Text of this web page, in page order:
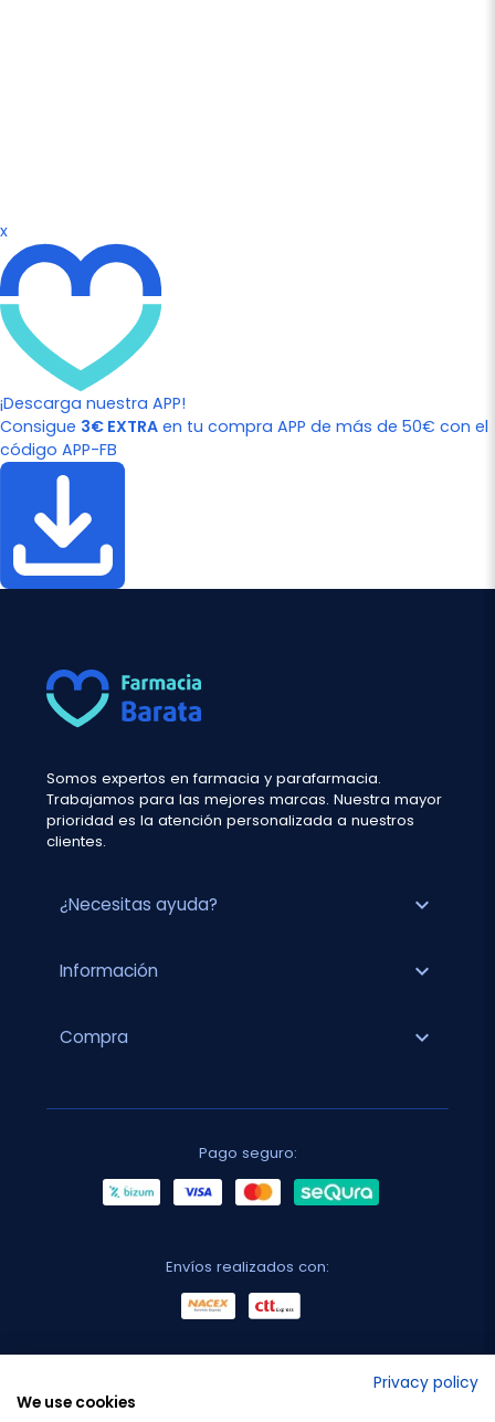
x
¡Descarga nuestra APP!
Consigue 3€ EXTRA en tu compra APP de más de 50€ con el
código APP-FB
Somos expertos en farmacia y parafarmacia.
Trabajamos para las mejores marcas. Nuestra mayor
prioridad es la atención personalizada a nuestros
clientes.
¿Necesitas ayuda? expand_more
Información expand_more
Compra expand_more
Pago seguro:
Envíos realizados con:
Privacy policy
We use cookies